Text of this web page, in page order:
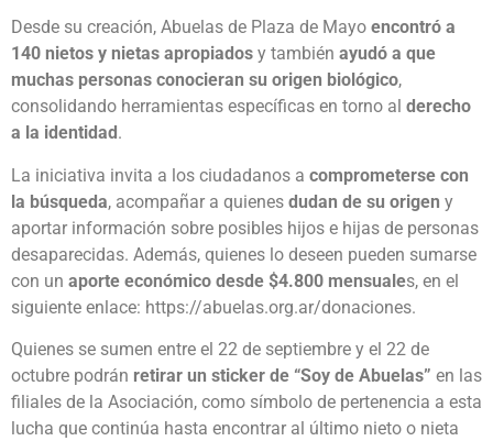
Desde su creación, Abuelas de Plaza de Mayo encontró a
140 nietos y nietas apropiados y también ayudó a que
muchas personas conocieran su origen biológico,
consolidando herramientas específicas en torno al derecho
a la identidad .
La iniciativa invita a los ciudadanos a comprometerse con
la búsqueda, acompañar a quienes dudan de su origen y
aportar información sobre posibles hijos e hijas de personas
desaparecidas. Además, quienes lo deseen pueden sumarse
con un aporte económico desde $4.800 mensuales, en el
siguiente enlace: https://abuelas.org.ar/donaciones.
Quienes se sumen entre el 22 de septiembre y el 22 de
octubre podrán retirar un sticker de “Soy de Abuelas” en las
filiales de la Asociación, como símbolo de pertenencia a esta
lucha que continúa hasta encontrar al último nieto o nieta